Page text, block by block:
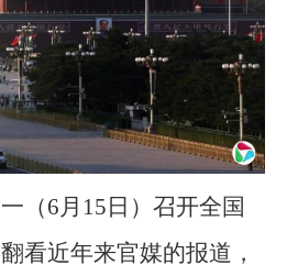
（6月15日）召开全国
看近年来官媒的报道，